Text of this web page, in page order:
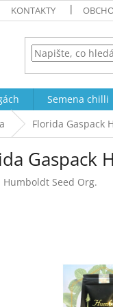
KONTAKTY
Semena chilli
Florida Gaspack
Gaspack
Humboldt Seed Org.